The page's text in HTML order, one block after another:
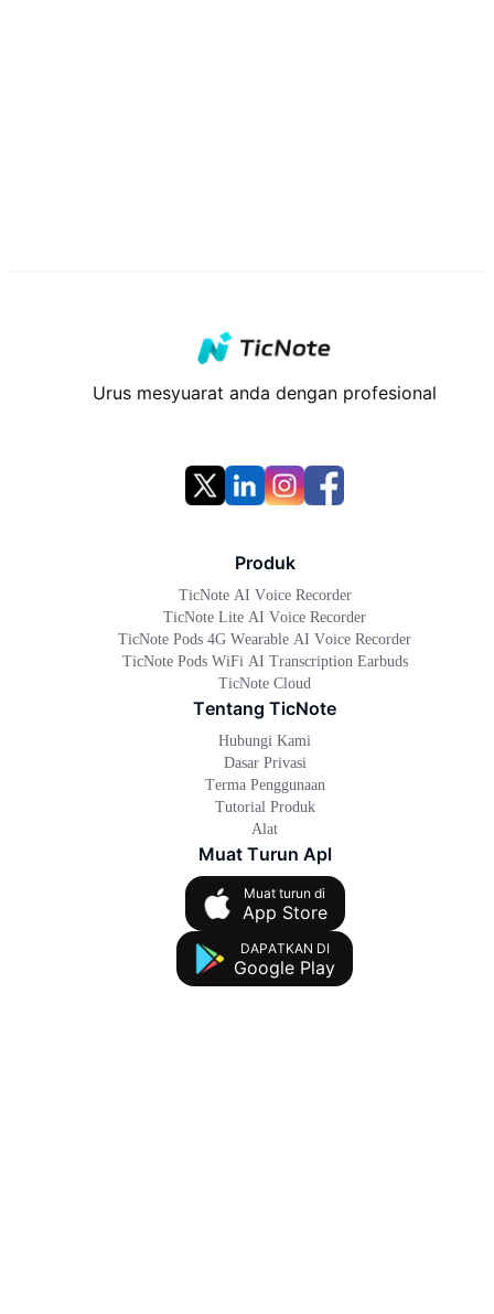
Urus mesyuarat anda dengan profesional
Produk
TicNote AI Voice Recorder
TicNote Lite AI Voice Recorder
TicNote Pods 4G Wearable AI Voice Recorder
TicNote Pods WiFi AI Transcription Earbuds
TicNote Cloud
Tentang TicNote
Hubungi Kami
Dasar Privasi
Terma Penggunaan
Tutorial Produk
Alat
Muat Turun Apl
Muat turun di
App Store
DAPATKAN DI
Google Play